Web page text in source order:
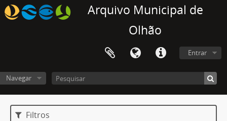
Arquivo Municipal de
Olhão
Entrar
Navegar
Filtros